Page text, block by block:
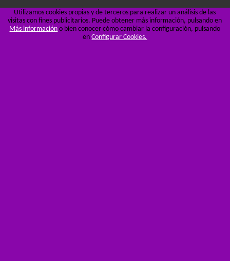
Utilizamos cookies propias y de terceros para realizar un análisis de las
visitas con fines publicitarios. Puede obtener más información, pulsando en
Más información o bien conocer cómo cambiar la configuración, pulsando
enConfigurar Cookies.